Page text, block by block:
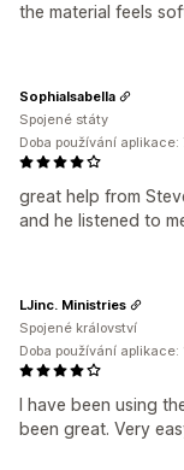
the material feels
great help from
and he listened to
SophiaIsabella
Spojené státy
Doba používání aplikace:
I have been using
been great. Very
LJinc. Ministries
Spojené království
Doba používání aplikace: